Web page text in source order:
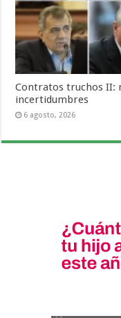
Contratos truchos II:
incertidumbres
6 agosto, 2026